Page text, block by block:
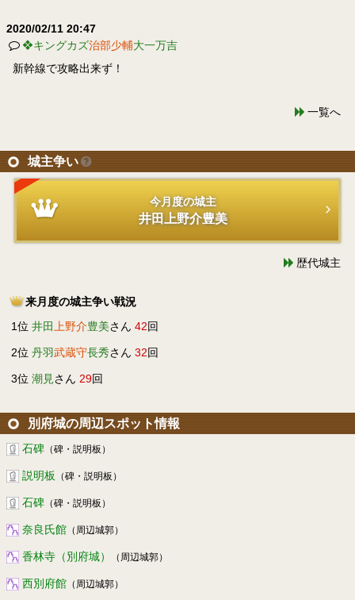
2020/02/11 20:47
❖キングカズ治部少輔大一万吉
新幹線で攻略出来ず！
一覧へ
城主争い
今月度の城主
井田上野介豊美
歴代城主
来月度の城主争い戦況
1位 井田 上野介豊美さん 42回
2位 丹羽武蔵守長秀さん 32回
3位 潮見さん 29回
別府城の周辺スポット情報
石碑 （碑・説明板）
説明板 （碑・説明板）
石碑 （碑・説明板）
奈良氏館 （周辺城郭）
香林寺（別府城） （周辺城郭）
西別府館 （周辺城郭）